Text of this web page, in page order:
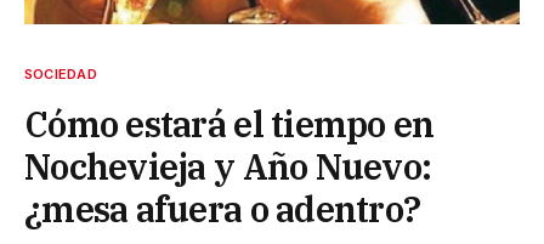
SOCIEDAD
Cómo estará el tiempo en
Nochevieja y Año Nuevo:
¿mesa afuera o adentro?